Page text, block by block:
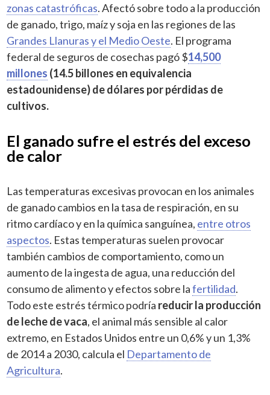
zonas catastróficas. Afectó sobre todo a la producción
de ganado, trigo, maíz y soja en las regiones de las
Grandes Llanuras y el Medio Oeste. El programa
federal de seguros de cosechas pagó $14,500
millones (14.5 billones en equivalencia
estadounidense) de dólares por pérdidas de
cultivos.
El ganado sufre el estrés del exceso
de calor
Las temperaturas excesivas provocan en los animales
de ganado cambios en la tasa de respiración, en su
ritmo cardíaco y en la química sanguínea, entre otros
aspectos. Estas temperaturas suelen provocar
también cambios de comportamiento, como un
aumento de la ingesta de agua, una reducción del
consumo de alimento y efectos sobre lafertilidad.
Todo este estrés térmico podría reducir la producción
de leche de vaca, el animal más sensible al calor
extremo, en Estados Unidos entre un 0,6% y un 1,3%
de 2014 a 2030, calcula el Departamento de
Agricultura.